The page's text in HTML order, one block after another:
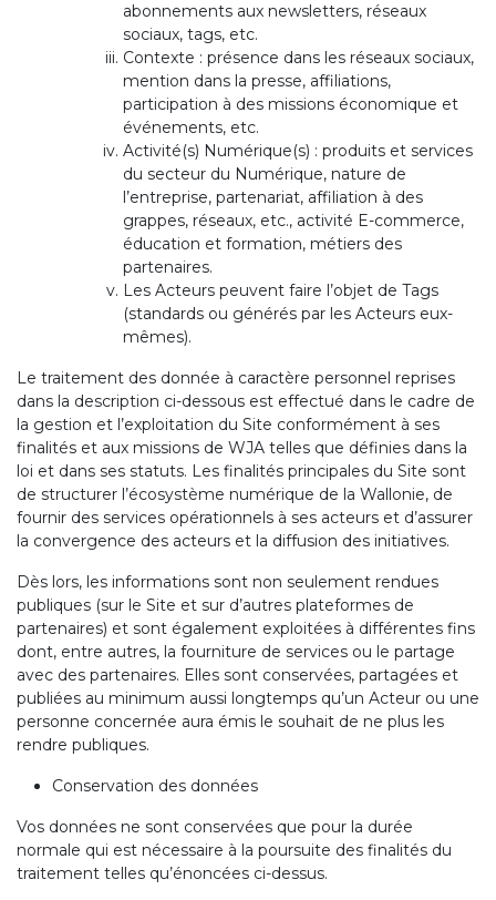
abonnements aux newsletters, réseaux
sociaux, tags, etc.
Contexte : présence dans les réseaux sociaux,
mention dans la presse, affiliations,
participation à des missions économique et
événements, etc.
Activité(s) Numérique(s) : produits et services
du secteur du Numérique, nature de
l’entreprise, partenariat, affiliation à des
grappes, réseaux, etc., activité E-commerce,
éducation et formation, métiers des
partenaires.
Les Acteurs peuvent faire l’objet de Tags
(standards ou générés par les Acteurs eux-
mêmes).
Le traitement des donnée à caractère personnel reprises
dans la description ci-dessous est effectué dans le cadre de
la gestion et l’exploitation du Site conformément à ses
finalités et aux missions de WJA telles que définies dans la
loi et dans ses statuts. Les finalités principales du Site sont
de structurer l’écosystème numérique de la Wallonie, de
fournir des services opérationnels à ses acteurs et d’assurer
la convergence des acteurs et la diffusion des initiatives.
Dès lors, les informations sont non seulement rendues
publiques (sur le Site et sur d’autres plateformes de
partenaires) et sont également exploitées à différentes fins
dont, entre autres, la fourniture de services ou le partage
avec des partenaires. Elles sont conservées, partagées et
publiées au minimum aussi longtemps qu’un Acteur ou une
personne concernée aura émis le souhait de ne plus les
rendre publiques.
Conservation des données
Vos données ne sont conservées que pour la durée
normale qui est nécessaire à la poursuite des finalités du
traitement telles qu’énoncées ci-dessus.